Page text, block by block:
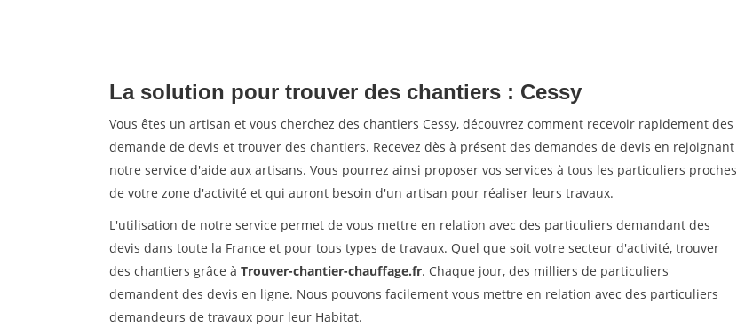
La solution pour trouver des chantiers : Cessy
Vous êtes un artisan et vous cherchez des chantiers Cessy, découvrez comment recevoir rapidement des
demande de devis et trouver des chantiers. Recevez dès à présent des demandes de devis en rejoignant
notre service d'aide aux artisans. Vous pourrez ainsi proposer vos services à tous les particuliers proches
de votre zone d'activité et qui auront besoin d'un artisan pour réaliser leurs travaux.
L'utilisation de notre service permet de vous mettre en relation avec des particuliers demandant des
devis dans toute la France et pour tous types de travaux. Quel que soit votre secteur d'activité, trouver
des chantiers grâce à Trouver-chantier-chauffage.fr. Chaque jour, des milliers de particuliers
demandent des devis en ligne. Nous pouvons facilement vous mettre en relation avec des particuliers
demandeurs de travaux pour leur Habitat.